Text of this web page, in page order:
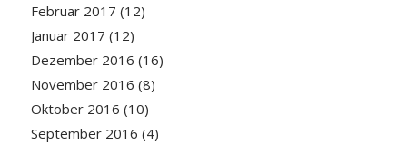
Februar 2017 (12)
Januar 2017 (12)
Dezember 2016 (16)
November 2016 (8)
Oktober 2016 (10)
September 2016 (4)